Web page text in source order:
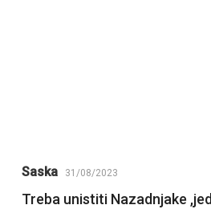
Saska 31/08/2023
Treba unistiti Nazadnjake